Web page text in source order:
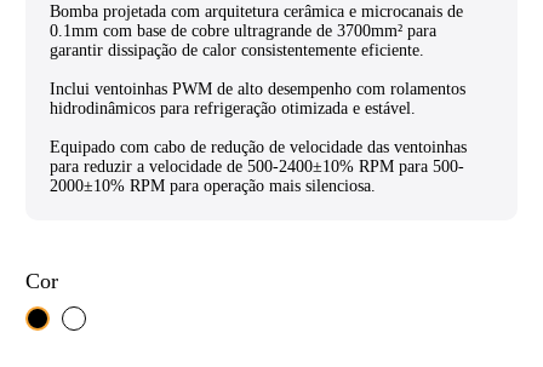
Bomba projetada com arquitetura cerâmica e microcanais de
0.1mm com base de cobre ultragrande de 3700mm² para
garantir dissipação de calor consistentemente eficiente.
Inclui ventoinhas PWM de alto desempenho com rolamentos
hidrodinâmicos para refrigeração otimizada e estável.
Equipado com cabo de redução de velocidade das ventoinhas
para reduzir a velocidade de 500-2400±10% RPM para 500-
2000±10% RPM para operação mais silenciosa.
Cor